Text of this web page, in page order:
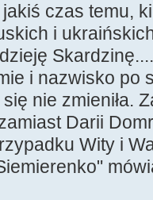
czas temu,
i
i nazwisko po
nie zmieniła.
Darii
Wity i